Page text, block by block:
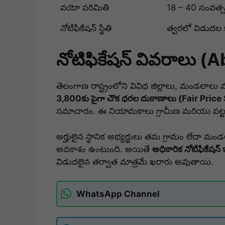
వయో పరిమితి 18 – 40
నోటిఫికేషన్ స్థితి త్వరలో విడుదల
నోటిఫికేషన్ వివరాలు
తెలంగాణ రాష్ట్రంలోని వివిధ జిల్లాలు, మండలాలు
3,800కు పైగా చౌక ధరల దుకాణాలు (Fair Price
సమాచారం. ఈ నియామకాలు గ్రామీణ మరియు పట్టణ
అర్హులైన స్థానిక అభ్యర్థులు తమ గ్రామం లేదా
అవకాశం ఉంటుంది. అయితే అధికారిక నోటిఫికేషన్
విడుదలైన తర్వాత మాత్రమే ఖరారు అవుతాయి.
WhatsApp Channel